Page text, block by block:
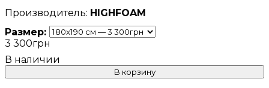
HIGHFOAM
Размер:
3 300грн
В корзину